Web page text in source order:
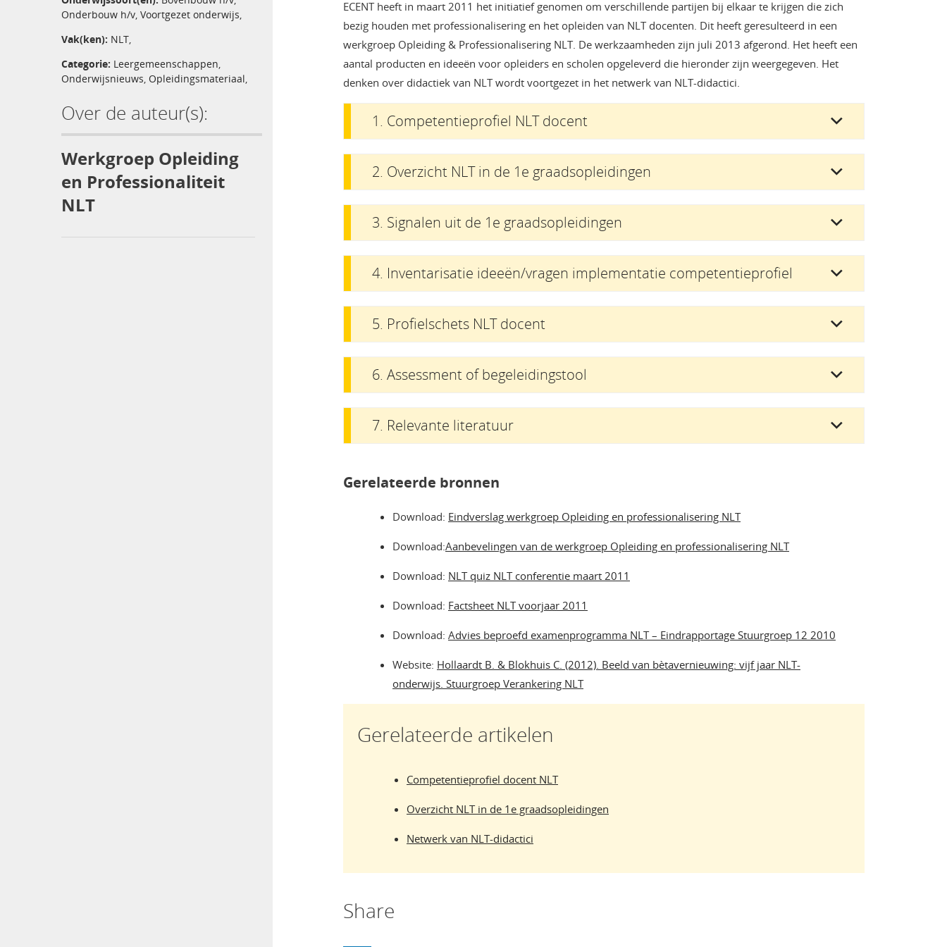
Onderbouw h/v, Voortgezet onderwijs,
Vak(ken): NLT,
Categorie: Leergemeenschappen,
Onderwijsnieuws, Opleidingsmateriaal,
Over de auteur(s):
Werkgroep Opleiding
en Professionaliteit
NLT
ECENT heeft in maart 2011 het initiatief genomen om verschillende partijen bij elkaar te krijgen die zich
bezig houden met professionalisering en het opleiden van NLT docenten. Dit heeft geresulteerd in een
werkgroep Opleiding & Professionalisering NLT. De werkzaamheden zijn juli 2013 afgerond. Het heeft een
aantal producten en ideeën voor opleiders en scholen opgeleverd die hieronder zijn weergegeven. Het
denken over didactiek van NLT wordt voortgezet in het netwerk van NLT-didactici.
1. Competentieprofiel NLT docent
2. Overzicht NLT in de 1e graadsopleidingen
3. Signalen uit de 1e graadsopleidingen
4. Inventarisatie ideeën/vragen implementatie competentieprofiel
5. Profielschets NLT docent
6. Assessment of begeleidingstool
7. Relevante literatuur
Gerelateerde bronnen
Download: Eindverslag werkgroep Opleiding en professionalisering NLT
Download:Aanbevelingen van de werkgroep Opleiding en professionalisering NLT
Download: NLT quiz NLT conferentie maart 2011
Download: Factsheet NLT voorjaar 2011
Download: Advies beproefd examenprogramma NLT – Eindrapportage Stuurgroep 12 2010
Website: Hollaardt B. & Blokhuis C. (2012). Beeld van bètavernieuwing: vijf jaar NLT-
onderwijs. Stuurgroep Verankering NLT
Gerelateerde artikelen
Competentieprofiel docent NLT
Overzicht NLT in de 1e graadsopleidingen
Netwerk van NLT-didactici
Share